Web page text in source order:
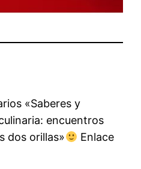
«Saberes y
encuentros
dos orillas»
Enlace